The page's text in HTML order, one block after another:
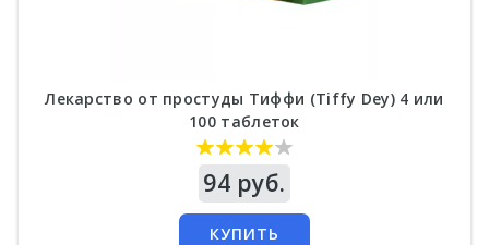
Лекарство от простуды Тиффи (Tiffy Dey) 4 или
100 таблеток
94 руб.
КУПИТЬ